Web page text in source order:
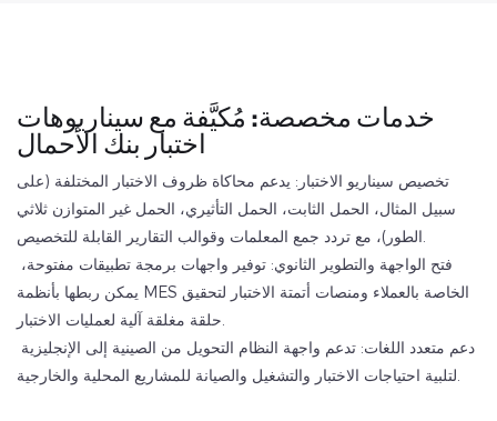
خدمات مخصصة: مُكيَّفة مع سيناريوهات
اختبار بنك الأحمال
تخصيص سيناريو الاختبار: يدعم محاكاة ظروف الاختبار المختلفة (على
سبيل المثال، الحمل الثابت، الحمل التأثيري، الحمل غير المتوازن ثلاثي
يمكن ربطها بأنظمة MES الخاصة بالعملاء ومنصات أتمتة الاختبار لتحقيق